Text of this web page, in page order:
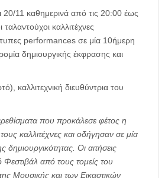
11 καθημερινά από τις 20:00 έως
καλλιτέχνες
performances σε μία 10ήμερη
δημιουργικής έκφρασης και
καλλιτεχνική διευθύντρια του
που προκάλεσε φέτος η
καλλιτέχνες και οδήγησαν σε μία
Οι αιτήσεις
Φεστιβάλ από τους τομείς του
Μουσικής και των Εικαστικών